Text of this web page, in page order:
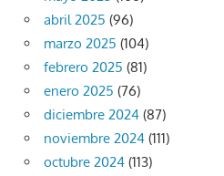
abril 2025 (96)
marzo 2025 (104)
febrero 2025 (81)
enero 2025 (76)
diciembre 2024 (87)
noviembre 2024 (111)
octubre 2024 (113)